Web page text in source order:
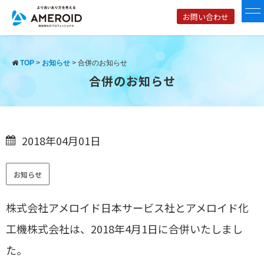
お問い合わせ
TOP > お知らせ > 合併のお知らせ
合併のお知らせ
2018年04月01日
お知らせ
株式会社アメロイド日本サービス社とアメロイド化
工機株式会社は、2018年4月1日に合併いたしまし
た。